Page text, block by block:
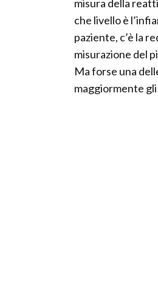
misura della
che livello è
paziente, c’è la
misurazione del
Ma forse una
maggiormente